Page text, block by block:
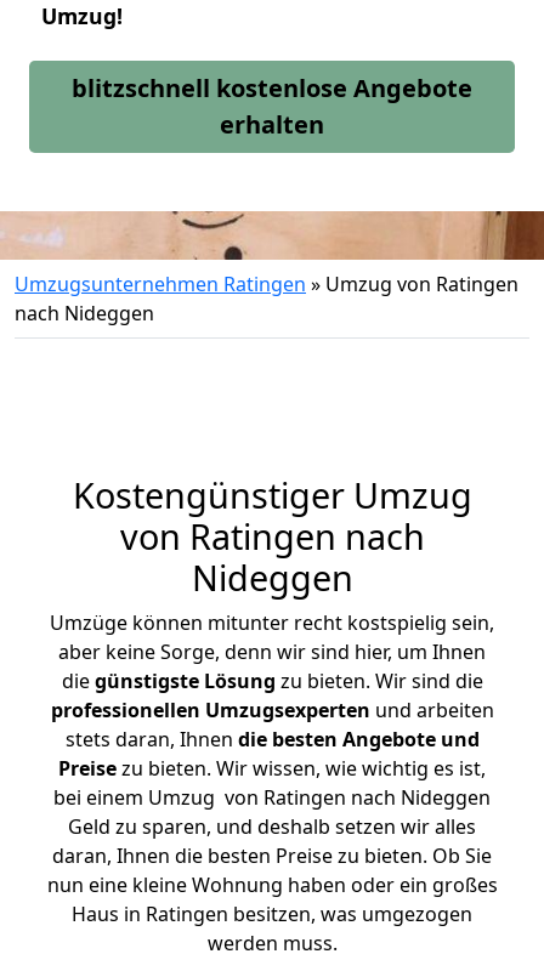
Umzug!
blitzschnell kostenlose Angebote
erhalten
Umzugsunternehmen Ratingen » Umzug von Ratingen
nach Nideggen
Kostengünstiger Umzug
von Ratingen nach
Nideggen
Umzüge können mitunter recht kostspielig sein,
aber keine Sorge, denn wir sind hier, um Ihnen
diegünstigste Lösung zu bieten. Wir sind die
professionellen Umzugsexperten und arbeiten
stets daran, Ihnen die besten Angebote und
Preisezu bieten. Wir wissen, wie wichtig es ist,
bei einem Umzug von Ratingen nach Nideggen
Geld zu sparen, und deshalb setzen wir alles
daran, Ihnen die besten Preise zu bieten. Ob Sie
nun eine kleine Wohnung haben oder ein großes
Haus in Ratingen besitzen, was umgezogen
werden muss.